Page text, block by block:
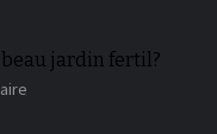
jardin fertil?